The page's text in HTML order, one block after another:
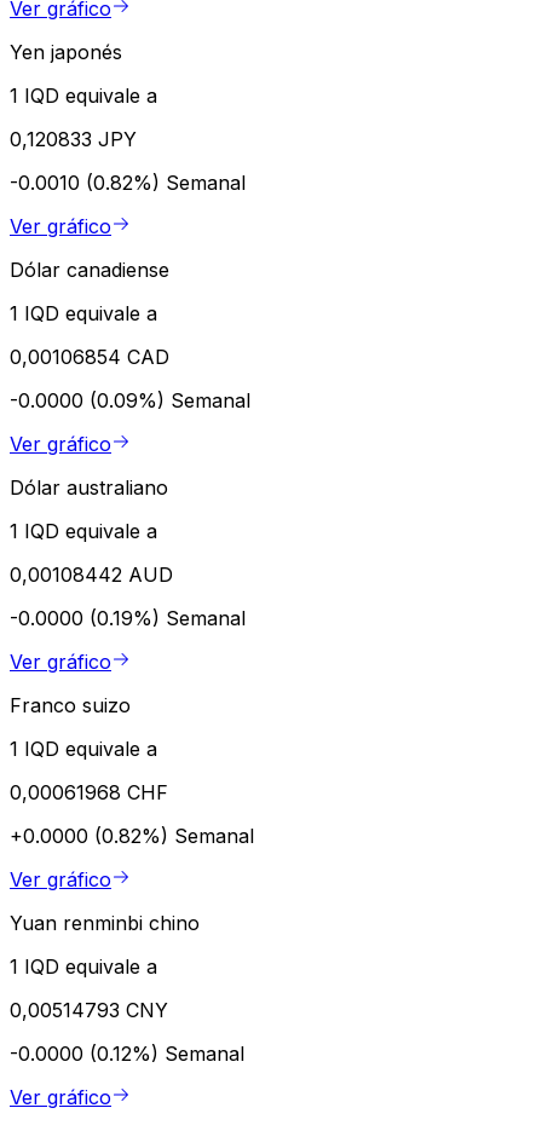
Ver gráfico
Yen japonés
1 IQD equivale a
0,120833 JPY
-0.0010 (0.82%) Semanal
Ver gráfico
Dólar canadiense
1 IQD equivale a
0,00106854 CAD
-0.0000 (0.09%) Semanal
Ver gráfico
Dólar australiano
1 IQD equivale a
0,00108442 AUD
-0.0000 (0.19%) Semanal
Ver gráfico
Franco suizo
1 IQD equivale a
0,00061968 CHF
+0.0000 (0.82%) Semanal
Ver gráfico
Yuan renminbi chino
1 IQD equivale a
0,00514793 CNY
-0.0000 (0.12%) Semanal
Ver gráfico